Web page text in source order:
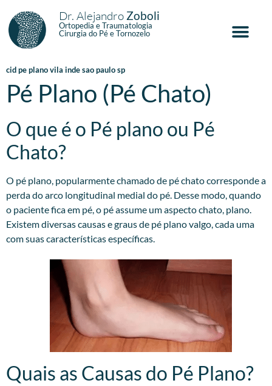
Dr. Alejandro Zoboli
Ortopedia e Traumatologia
Cirurgia do Pé e Tornozelo
cid pe plano vila inde sao paulo sp
Pé Plano (Pé Chato)
O que é o Pé plano ou Pé
Chato?
O pé plano, popularmente chamado de pé chato corresponde a
perda do arco longitudinal medial do pé. Desse modo, quando
o paciente fica em pé, o pé assume um aspecto chato, plano.
Existem diversas causas e graus de pé plano valgo, cada uma
com suas características específicas.
Quais as Causas do Pé Plano?​